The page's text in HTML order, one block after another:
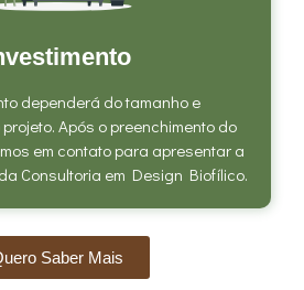
dependerá do tamanho e
Após o preenchimento do
em contato para apresentar a
Consultoria em Design Biofílico.
Saber Mais